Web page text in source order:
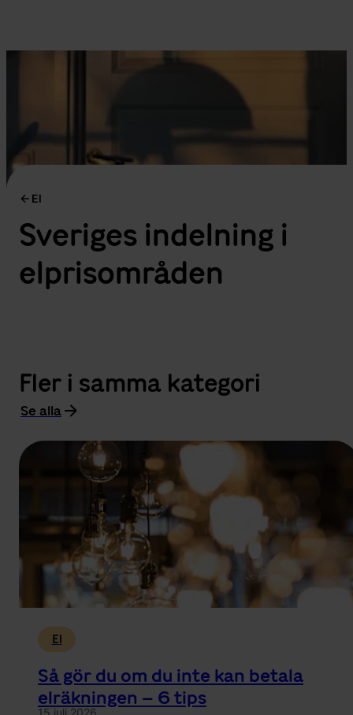
El
Sveriges indelning i
elprisområden
Fler i samma kategori
Se alla
El
Så gör du om du inte kan betala
elräkningen – 6 tips
15 juli 2026